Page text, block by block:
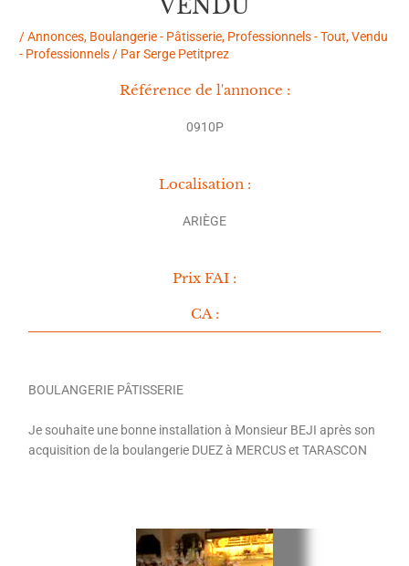
VENDU
/Annonces, Boulangerie - Pâtisserie, Professionnels - Tout,Vendu
- Professionnels / ParSerge Petitprez
Référence de l'annonce :
0910P
Localisation :
ARIÈGE
Prix FAI :
CA :
BOULANGERIE PÂTISSERIE
Je souhaite une bonne installation à Monsieur BEJI après son
acquisition de la boulangerie DUEZ à MERCUS et TARASCON